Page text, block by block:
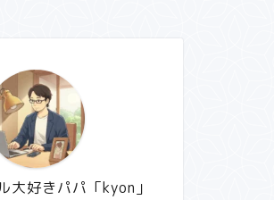
大好きパパ「kyon」